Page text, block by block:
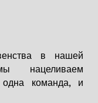
в нашей
нацеливаем
команда, и